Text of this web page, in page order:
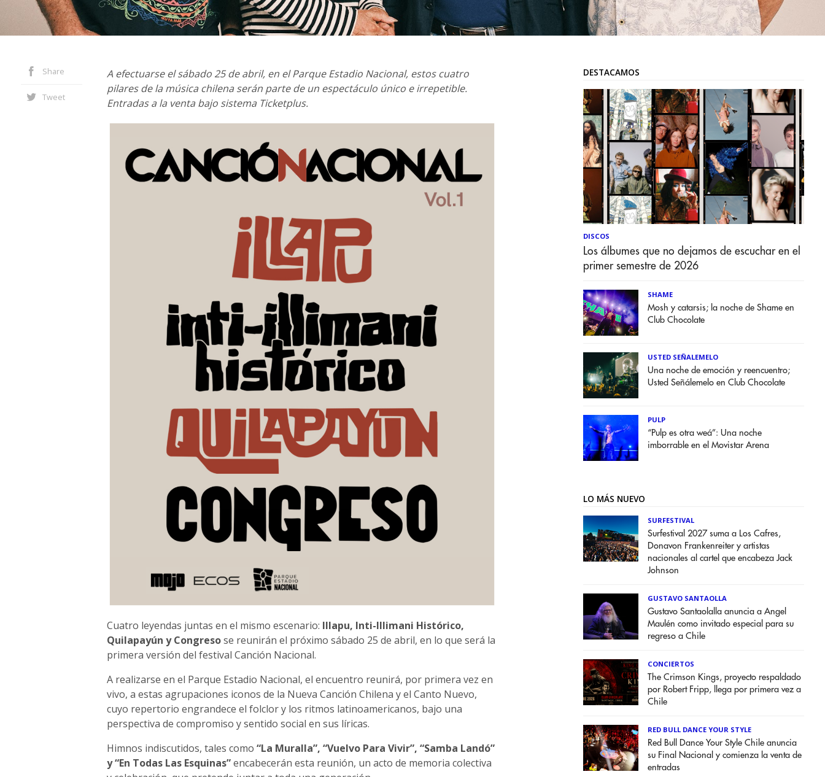
Share
Tweet
A efectuarse el sábado 25 de abril, en el Parque Estadio Nacional, estos cuatro
pilares de la música chilena serán parte de un espectáculo único e irrepetible.
Entradas a la venta bajo sistema Ticketplus.
Cuatro leyendas juntas en el mismo escenario: Illapu, Inti-Illimani Histórico,
Quilapayún y Congresose reunirán el próximo sábado 25 de abril, en lo que será la
primera versión del festival Canción Nacional.
A realizarse en el Parque Estadio Nacional, el encuentro reunirá, por primera vez en
vivo, a estas agrupaciones iconos de la Nueva Canción Chilena y el Canto Nuevo,
cuyo repertorio engrandece el folclor y los ritmos latinoamericanos, bajo una
perspectiva de compromiso y sentido social en sus líricas.
Himnos indiscutidos, tales como “La Muralla”, “Vuelvo Para Vivir”, “Samba Landó”
y “En Todas Las Esquinas”encabecerán esta reunión, un acto de memoria colectiva
DESTACAMOS
DISCOS
Los álbumes que no dejamos de escuchar en el
primer semestre de 2026
SHAME
Mosh y catarsis; la noche de Shame en
Club Chocolate
USTED SEÑALEMELO
Una noche de emoción y reencuentro;
Usted Señálemelo en Club Chocolate
PULP
“Pulp es otra weá”: Una noche
imborrable en el Movistar Arena
LO MÁS NUEVO
SURFESTIVAL
Surfestival 2027 suma a Los Cafres,
Donavon Frankenreiter y artistas
nacionales al cartel que encabeza Jack
Johnson
GUSTAVO SANTAOLLA
Gustavo Santaolalla anuncia a Angel
Maulén como invitado especial para su
regreso a Chile
CONCIERTOS
The Crimson Kings, proyecto respaldado
por Robert Fripp, llega por primera vez a
Chile
RED BULL DANCE YOUR STYLE
Red Bull Dance Your Style Chile anuncia
su Final Nacional y comienza la venta de
entradas